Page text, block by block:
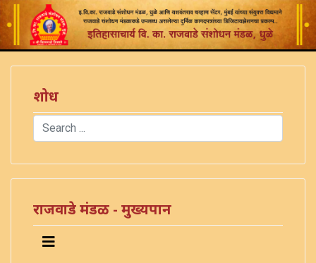
शोध
Search
राजवाडे मंडळ - मुख्यपान